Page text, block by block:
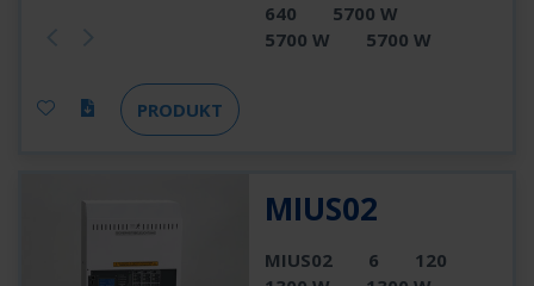
640
5700 W
5700 W
5700 W
PRODUKT
MIUS02
MIUS02 6
120